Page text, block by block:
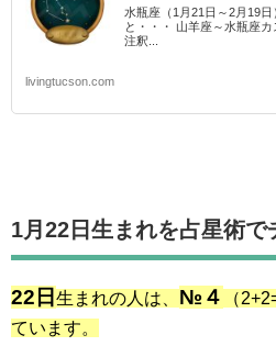
水瓶座（1月21日～2月19
と・・・ 山羊座～水瓶座
注釈...
livingtucson.com
1月22日生まれを占星術で
22日 生まれの人は、 №４ （
ています。